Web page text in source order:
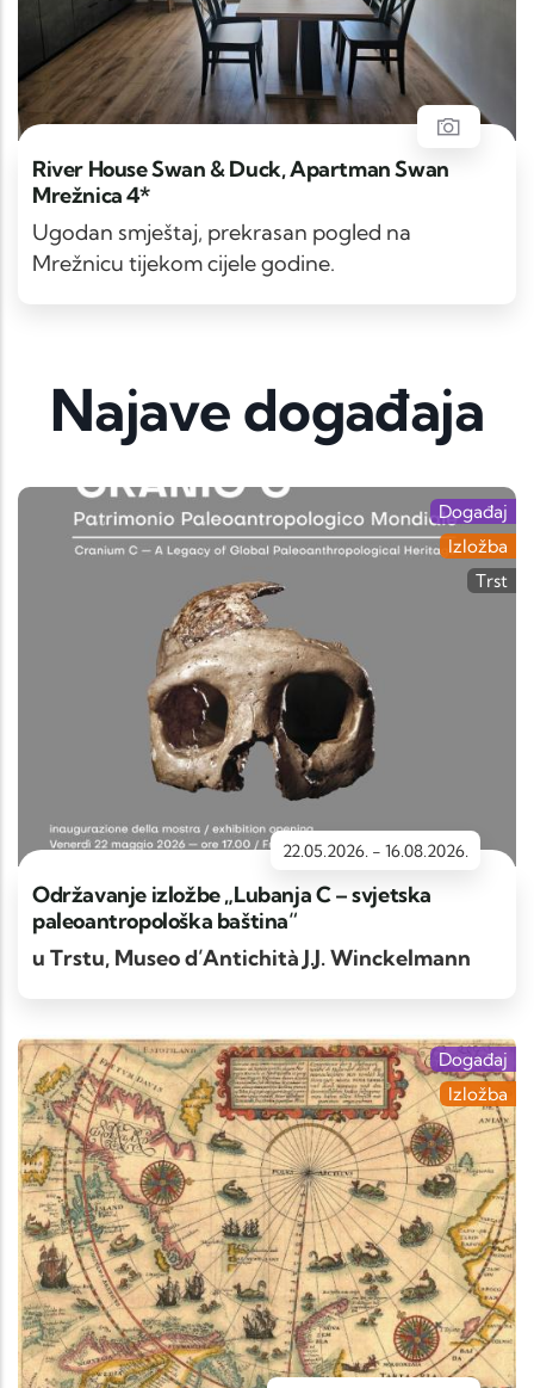
River House Swan & Duck, Apartman Swan
Mrežnica 4*
Ugodan smještaj, prekrasan pogled na
Mrežnicu tijekom cijele godine.
Najave događaja
22.05.2026. - 16.08.2026.
Održavanje izložbe „Lubanja C – svjetska
paleoantropološka baština“
u Trstu, Museo d’Antichità J.J. Winckelmann
Događaj
Izložba
Trst
Događaj
Izložba